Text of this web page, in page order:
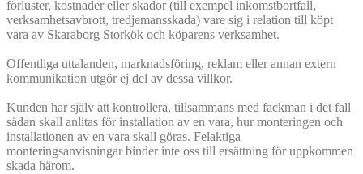
förluster, kostnader eller skador (till exempel inkomstbortfall,
verksamhetsavbrott, tredjemansskada) vare sig i relation till köpt
vara av Skaraborg Storkök och köparens verksamhet.
Offentliga uttalanden, marknadsföring, reklam eller annan extern
kommunikation utgör ej del av dessa villkor.
Kunden har själv att kontrollera, tillsammans med fackman i det fall
sådan skall anlitas för installation av en vara, hur monteringen och
installationen av en vara skall göras. Felaktiga
monteringsanvisningar binder inte oss till ersättning för uppkommen
skada härom.